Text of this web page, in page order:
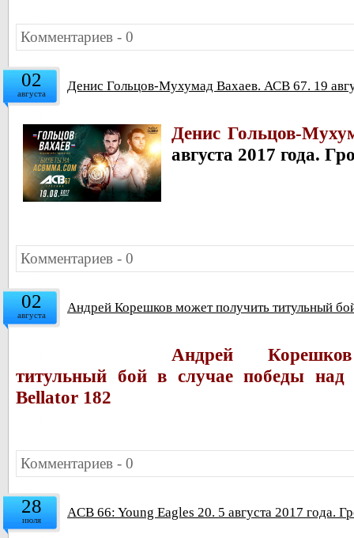
Комментариев - 0
02
августа Денис Гольцов-Мухумад Вахаев. АСВ 67. 19
Денис Гольцов-
августа 2017 года.
Комментариев - 0
02
августа Андрей Корешков может получить титульный
Андрей
титульный бой в случае победы
Bellator 182
Комментариев - 0
28
июля ACB 66: Young Eagles 20. 5 августа 2017 года.